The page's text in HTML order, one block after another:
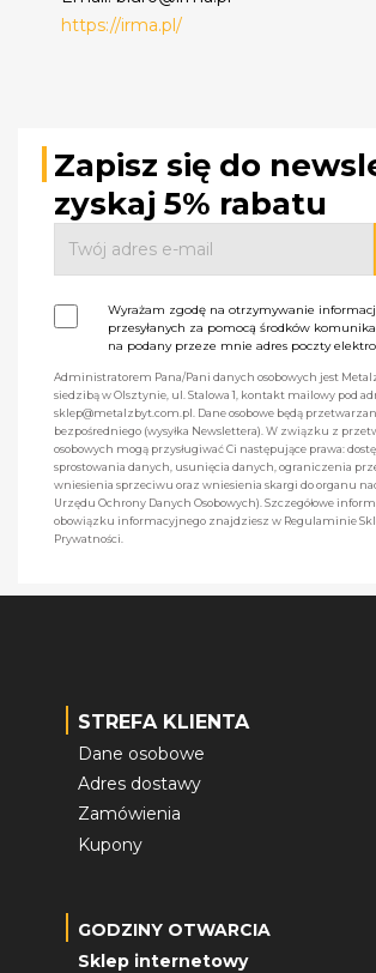
https://irma.pl/
Zapisz się do
zyskaj 5% rabatu
Wyrażam zgodę na otrzymywanie
przesyłanych za pomocą środków
na podany przeze mnie adres poczty
Administratorem Pana/Pani danych osobowych jest
siedzibą w Olsztynie, ul. Stalowa 1, kontakt mailowy pod
sklep@metalzbyt.com.pl. Dane osobowe będą
bezpośredniego (wysyłka Newslettera). W związku z
osobowych mogą przysługiwać Ci następujące prawa:
sprostowania danych, usunięcia danych, ograniczenia
wniesienia sprzeciwu oraz wniesienia skargi do organu
Urzędu Ochrony Danych Osobowych). Szczegółowe
obowiązku informacyjnego znajdziesz w Regulaminie
Prywatności.
STREFA KLIENTA
Dane osobowe
Adres dostawy
Zamówienia
Kupony
GODZINY OTWARCIA
Sklep internetowy